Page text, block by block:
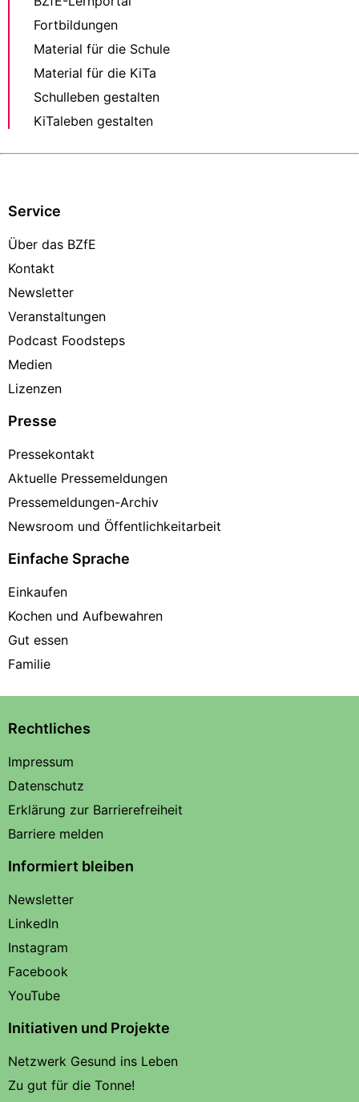
Fortbildungen
Material für die Schule
Material für die KiTa
Schulleben gestalten
KiTaleben gestalten
Service
Über das BZfE
Kontakt
Newsletter
Veranstaltungen
Podcast Foodsteps
Medien
Lizenzen
Presse
Pressekontakt
Aktuelle Pressemeldungen
Pressemeldungen-Archiv
Newsroom und Öffentlichkeitarbeit
Einfache Sprache
Einkaufen
Kochen und Aufbewahren
Gut essen
Familie
Rechtliches
Impressum
Datenschutz
Erklärung zur Barrierefreiheit
Barriere melden
Informiert bleiben
Newsletter
LinkedIn
Instagram
Facebook
YouTube
Initiativen und Projekte
Netzwerk Gesund ins Leben
Zu gut für die Tonne!